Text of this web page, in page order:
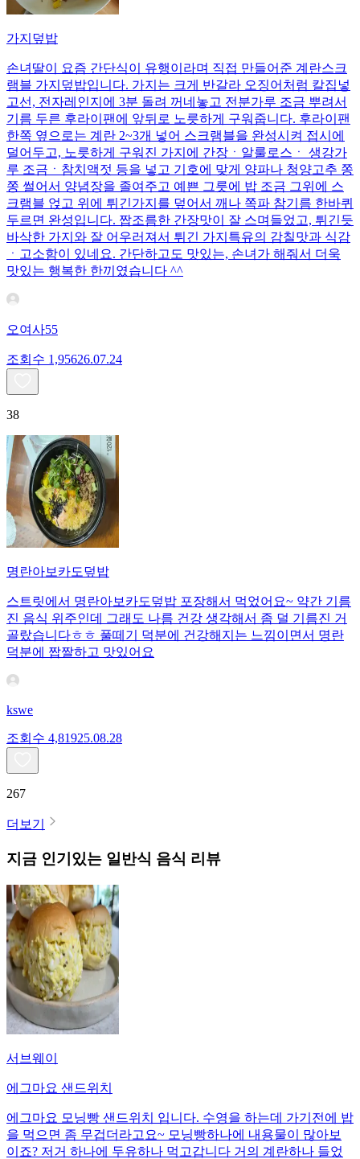
가지덮밥
손녀딸이 요즘 간단식이 유행이라며 직접 만들어준 계란스크
램블 가지덮밥입니다. 가지는 크게 반갈라 오징어처럼 칼집넣
고선, 전자레인지에 3분 돌려 꺼네놓고 전분가루 조금 뿌려서
기름 두른 후라이팬에 앞뒤로 노릇하게 구워줍니다. 후라이팬
한쪽 옆으로는 계란 2~3개 넣어 스크램블을 완성시켜 접시에
덜어두고, 노릇하게 구워진 가지에 간장ㆍ알룰로스ㆍ 생강가
루 조금ㆍ참치액젓 등을 넣고 기호에 맞게 양파나 청양고추 쫑
쫑 썰어서 양념장을 졸여주고 예쁜 그릇에 밥 조금 그위에 스
크램블 얹고 위에 튀긴가지를 덮어서 깨나 쪽파 참기름 한바퀴
두르면 완성입니다. 짭조름한 간장맛이 잘 스며들었고, 튀긴듯
바삭한 가지와 잘 어우러져서 튀긴 가지특유의 감칠맛과 식감
ㆍ고소함이 있네요. 간단하고도 맛있는, 손녀가 해줘서 더욱
맛있는 행복한 한끼였습니다 ^^
오여사55
조회수 1,95626.07.24
38
명란아보카도덮밥
스트릿에서 명란아보카도덮밥 포장해서 먹었어요~ 약간 기름
진 음식 위주인데 그래도 나름 건강 생각해서 좀 덜 기름진 거
골랐습니다ㅎㅎ 풀떼기 덕분에 건강해지는 느낌이면서 명란
덕분에 짭짤하고 맛있어요
kswe
조회수 4,81925.08.28
267
더보기
지금 인기있는 일반식 음식 리뷰
서브웨이
에그마요 샌드위치
에그마요 모닝빵 샌드위치 입니다. 수영을 하는데 가기전에 밥
을 먹으면 좀 무겁더라고요~ 모닝빵하나에 내용물이 많아보
이죠? 저거 하나에 두유하나 먹고갑니다 거의 계란하나 들었